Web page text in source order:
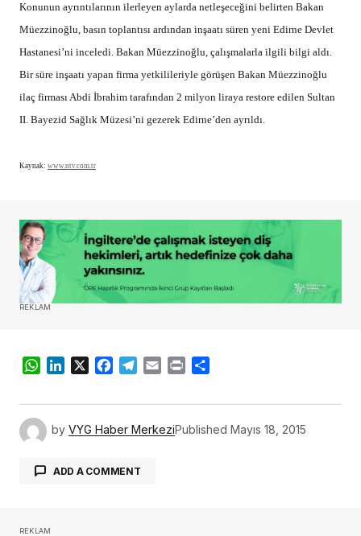
Konunun ayrıntılarının ilerleyen aylarda netleşeceğini belirten Bakan
Müezzinoğlu, basın toplantısı ardından inşaatı süren yeni Edirne Devlet
Hastanesi’ni inceledi. Bakan Müezzinoğlu, çalışmalarla ilgili bilgi aldı.
Bir süre inşaatı yapan firma yetkilileriyle görüşen Bakan Müezzinoğlu
ilaç firması Abdi İbrahim tarafından 2 milyon liraya restore edilen Sultan
II. Bayezid Sağlık Müzesi’ni gezerek Edirne’den ayrıldı.
Kaynak: www.ntv.com.tr
REKLAM
WhatsApp
LinkedIn
X Facebook
Telegram
Email Print
by VYG Haber MerkeziPublished Mayıs 18, 2015
ADD A COMMENT
REKLAM